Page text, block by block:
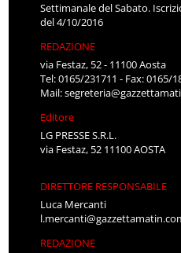
Settimanale del Sabato.
del 4/10/2016
REDAZIONE
via Festaz, 52 - 11100 Aosta
Tel: 0165/231711 - Fax: 0165/
Mail:
Editore
LG PRESSE S.R.L.
via Festaz, 52 11100 AOSTA
DIRETTORE RESPONSABILE
Luca Mercanti
REDAZIONE